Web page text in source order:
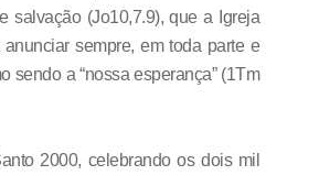
salvação (Jo10,7.9), que a Igreja
sempre, em toda parte e
sendo a “nossa esperança” (1Tm
2000, celebrando os dois mil